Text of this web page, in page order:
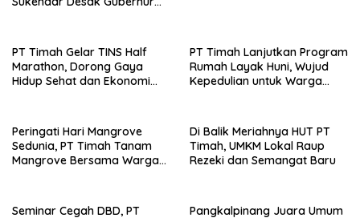
PT Timah Gelar TINS Half
Marathon, Dorong Gaya
Hidup Sehat dan Ekonomi
PT Timah Lanjutkan Program
Rumah Layak Huni, Wujud
Kepedulian untuk Warga
Peringati Hari Mangrove
Sedunia, PT Timah Tanam
Mangrove Bersama Warga
Di Balik Meriahnya HUT PT
Timah, UMKM Lokal Raup
Rezeki dan Semangat Baru
Seminar Cegah DBD, PT
Pangkalpinang Juara Umum